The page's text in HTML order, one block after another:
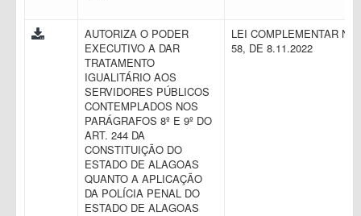
AUTORIZA O PODER
EXECUTIVO A DAR
TRATAMENTO
IGUALITÁRIO AOS
SERVIDORES PÚBLICOS
CONTEMPLADOS NOS
PARÁGRAFOS 8º E 9º DO
ART. 244 DA
CONSTITUIÇÃO DO
ESTADO DE ALAGOAS
QUANTO A APLICAÇÃO
DA POLÍCIA PENAL DO
ESTADO DE ALAGOAS
LEI COMPLEMENTAR N.
58, DE 8.11.2022